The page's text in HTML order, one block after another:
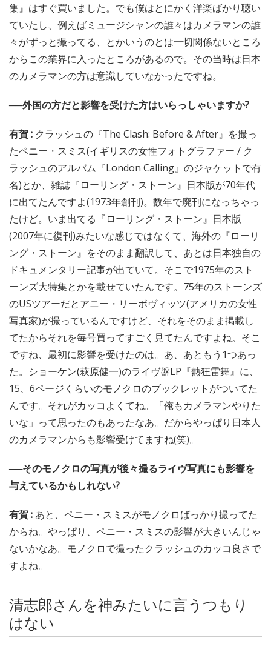
集』はすぐ買いました。でも僕はとにかく洋楽ばかり聴い
ていたし、例えばミュージシャンの誰々はカメラマンの誰
々がずっと撮ってる、とかいうのとは一切関係ないところ
からこの業界に入ったところがあるので。その当時は日本
のカメラマンの方は意識していなかったですね。
──外国の方だと影響を受けた方はいらっしゃいますか?
有賀 : クラッシュの『The Clash: Before & After』を撮っ
たペニー・スミス(イギリスの女性フォトグラファー / ク
ラッシュのアルバム『London Calling』のジャケットで有
名)とか、雑誌『ローリング・ストーン』日本版が70年代
に出てたんですよ(1973年創刊)。数年で廃刊になっちゃっ
たけど。いま出てる『ローリング・ストーン』日本版
(2007年に復刊)みたいな感じではなくて、海外の『ローリ
ング・ストーン』をそのまま翻訳して、あとは日本独自の
ドキュメンタリー記事が出ていて。そこで1975年のスト
ーンズ大特集とかを載せていたんです。75年のストーンズ
のUSツアーだとアニー・リーボヴィッツ(アメリカの女性
写真家)が撮っているんですけど、それをそのまま掲載し
てたからそれを毎号買ってすごく見てたんですよね。そこ
ですね、最初に影響を受けたのは。あ、あともう1つあっ
た。ショーケン(萩原健一)のライヴ盤LP『熱狂雷舞』に、
15、6ページくらいのモノクロのブックレットがついてた
んです。それがカッコよくてね。「俺もカメラマンやりた
いな」って思ったのもあったなあ。だからやっぱり日本人
のカメラマンからも影響受けてますね(笑)。
──そのモノクロの写真が後々撮るライヴ写真にも影響を
与えているかもしれない?
有賀 : あと、ペニー・スミスがモノクロばっかり撮ってた
からね。やっぱり、ペニー・スミスの影響が大きいんじゃ
ないかなあ。モノクロで撮ったクラッシュのカッコ良さで
すよね。
清志郎さんを神みたいに言うつもり
はない